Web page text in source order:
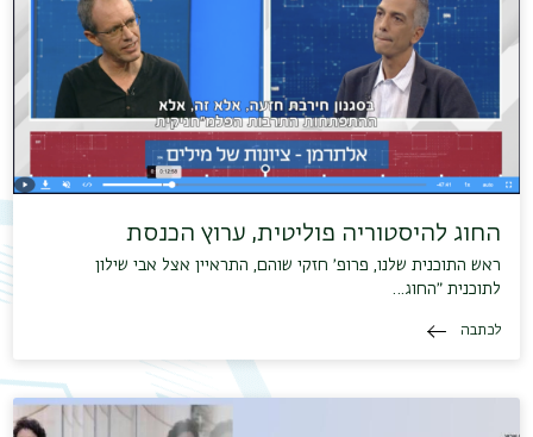
החוג להיסטוריה פוליטית, ערוץ הכנסת
ראש התוכנית שלנו, פרופ׳ חזקי שוהם, התראיין אצל אבי שילון
לתוכנית ״החוג…
לכתבה